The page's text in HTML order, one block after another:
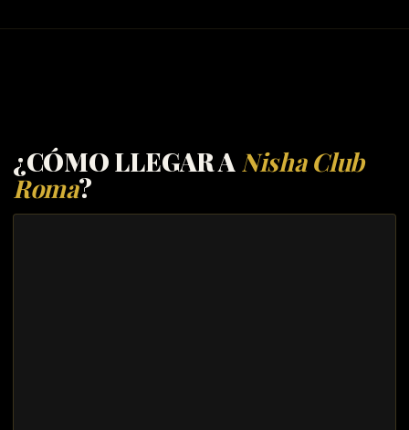
¿CÓMO LLEGAR A Nisha Club
Roma?